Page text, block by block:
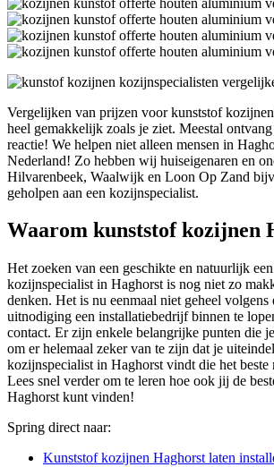
Vergelijken van prijzen voor kunststof
heel gemakkelijk zoals je ziet. Meestal
reactie! We helpen niet alleen mensen in
Nederland! Zo hebben wij huiseigenaren en
Hilvarenbeek, Waalwijk en Loon Op Zand
geholpen aan een kozijnspecialist.
Waarom kunststof kozijnen
Het zoeken van een geschikte en natuurlijk
kozijnspecialist in Haghorst is nog niet zo
denken. Het is nu eenmaal niet geheel volgens
uitnodiging een installatiebedrijf binnen te
contact. Er zijn enkele belangrijke punten die
om er helemaal zeker van te zijn dat je
kozijnspecialist in Haghorst vindt die het beste
Lees snel verder om te leren hoe ook jij de
Haghorst kunt vinden!
Spring direct naar:
Kunststof kozijnen Haghorst laten